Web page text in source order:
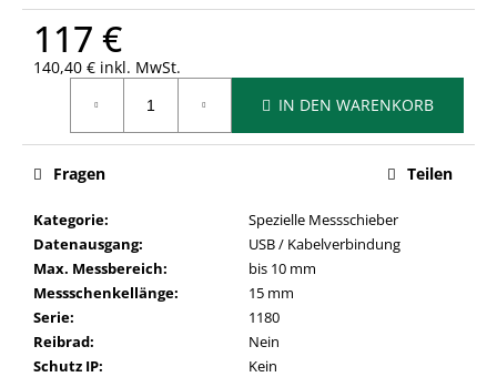
117 €
140,40 € inkl. MwSt.
IN DEN WARENKORB
Kategorie:
Spezielle Messschieber
Datenausgang:
USB / Kabelverbindung
Max. Messbereich:
bis 10 mm
Messschenkellänge:
15 mm
Serie:
1180
Reibrad:
Nein
Schutz IP:
Kein
Fragen Teilen